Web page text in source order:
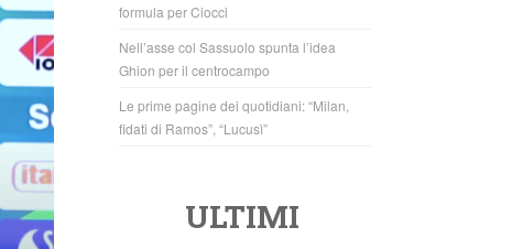
formula per Ciocci
Nell’asse col Sassuolo spunta l’idea
Ghion per il centrocampo
Le prime pagine dei quotidiani: “Milan,
fidati di Ramos”, “Lucusì”
ULTIMI